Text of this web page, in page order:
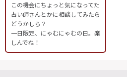
この機会にちょっと気になってた
占い師さんとかに相談してみたら
どうかしら？
一日限定、にゃむにゃむの日。楽
しんでね！